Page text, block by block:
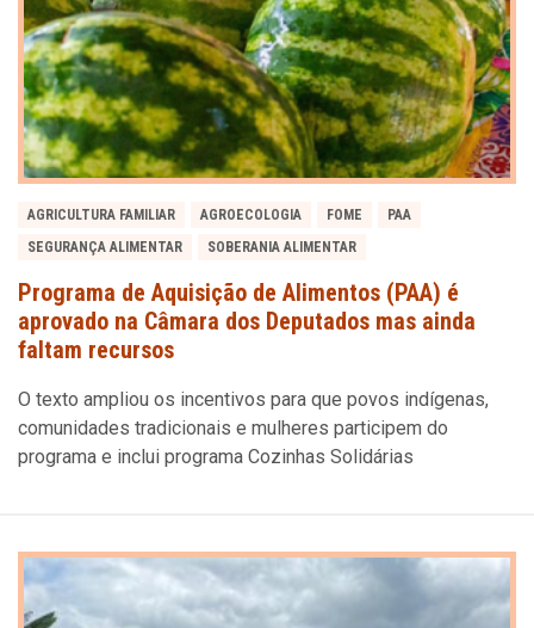
AGRICULTURA FAMILIAR AGROECOLOGIA FOME
PAA
SEGURANÇA ALIMENTAR
SOBERANIA ALIMENTAR
Programa de Aquisição de Alimentos (PAA) é
aprovado na Câmara dos Deputados mas ainda
faltam recursos
O texto ampliou os incentivos para que povos indígenas,
comunidades tradicionais e mulheres participem do
programa e inclui programa Cozinhas Solidárias